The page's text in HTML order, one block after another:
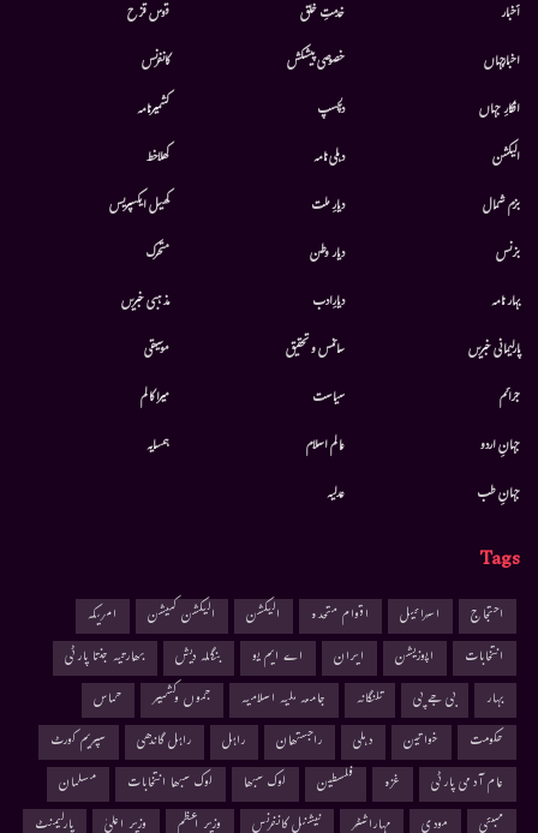
أخبار
اخبارجہاں
افکارِ جہاں
الیکشن
بزم شمال
بزنس
بہار نامہ
پارلیمانی خبریں
جرائم
جہانِ اردو
جہانِ طب
خدمتِ خلق
خصوصی پیشکش
دلچسپ
دہلی نامہ
دیارِ ملت
دیار وطن
دیارِادب
سائنس و تحقیق
سیاست
عالم اسلام
عدلیہ
قوس قزح
کانفرنس
کشمیرنامہ
کھلاخط
کھیل ایکسپریس
متحرك
مذہبی خبریں
موسيقى
میرا کالم
ہمسایہ
Tags
احتجاج اسرائیل اقوام متحدہ الیکشن الیکشن کمیشن
امریکہ
انتخابات
اپوزیشن ایران اے ایم یو بنگلہ دیش
بھارتیہ جنتا پارٹی
بہار
بی جے پی تلنگانہ جامعہ ملیہ اسلامیہ جموں وکشمیر
حماس
حکومت
خواتین دہلی راجستھان راہل راہل گاندھی
سپریم کورٹ
عام آدمی پارٹی
غزہ فلسطین لوک سبھا لوک سبھا انتخابات
مسلمان
ممبئی
مودی مہاراشٹر نیشنل کانفرنس وزیر اعظم وزیر اعلیٰ پارلیمنٹ